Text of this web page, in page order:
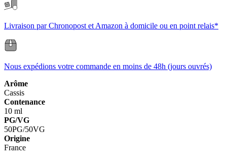
Livraison par Chronopost et Amazon à domicile ou en point relais*
Nous expédions votre commande en moins de 48h (jours ouvrés)
Arôme
Cassis
Contenance
10 ml
PG/VG
50PG/50VG
Origine
France